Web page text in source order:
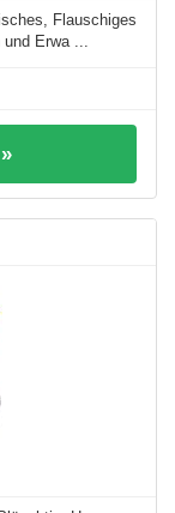
Flauschiges
Erwa ...